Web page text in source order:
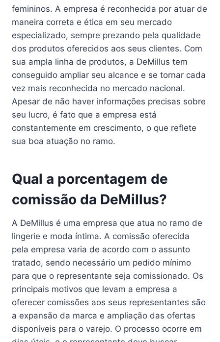
femininos. A empresa é reconhecida por atuar de
maneira correta e ética em seu mercado
especializado, sempre prezando pela qualidade
dos produtos oferecidos aos seus clientes. Com
sua ampla linha de produtos, a DeMillus tem
conseguido ampliar seu alcance e se tornar cada
vez mais reconhecida no mercado nacional.
Apesar de não haver informações precisas sobre
seu lucro, é fato que a empresa está
constantemente em crescimento, o que reflete
sua boa atuação no ramo.
Qual a porcentagem de
comissão da DeMillus?
A DeMillus é uma empresa que atua no ramo de
lingerie e moda íntima. A comissão oferecida
pela empresa varia de acordo com o assunto
tratado, sendo necessário um pedido mínimo
para que o representante seja comissionado. Os
principais motivos que levam a empresa a
oferecer comissões aos seus representantes são
a expansão da marca e ampliação das ofertas
disponíveis para o varejo. O processo ocorre em